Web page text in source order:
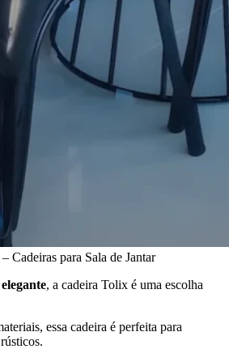
Cadeiras para Sala de Jantar
, a cadeira Tolix é uma escolha
essa cadeira é perfeita para